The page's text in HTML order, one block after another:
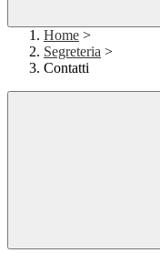
Home >
Segreteria >
Contatti